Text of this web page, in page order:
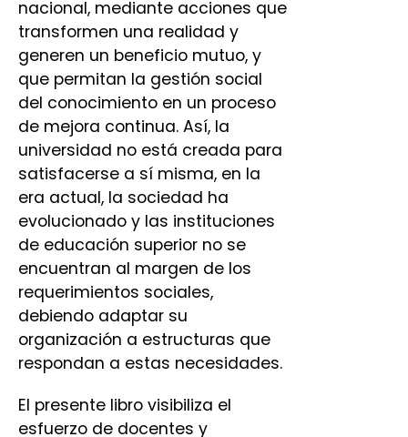
nacional, mediante acciones que
transformen una realidad y
generen un beneficio mutuo, y
que permitan la gestión social
del conocimiento en un proceso
de mejora continua. Así, la
universidad no está creada para
satisfacerse a sí misma, en la
era actual, la sociedad ha
evolucionado y las instituciones
de educación superior no se
encuentran al margen de los
requerimientos sociales,
debiendo adaptar su
organización a estructuras que
respondan a estas necesidades.
El presente libro visibiliza el
esfuerzo de docentes y